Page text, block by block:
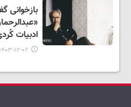
بازخوانی
ادبیات
۱۴۰۳-۱۲-۰۲ ۱۳:۱۶